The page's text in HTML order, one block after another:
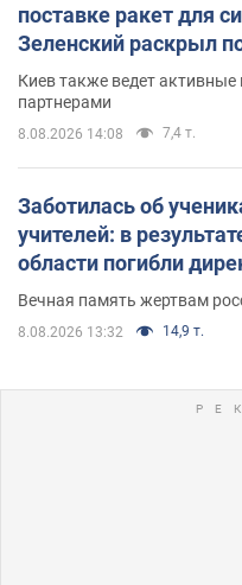
поставке ракет для
Зеленский раскрыл
Киев также ведет
партнерами
8.08.2026 14:08 7,4 т.
Заботилась об
учителей: в
области погибли
муж и внук
Вечная память жертвам
8.08.2026 13:32 14,9 т.